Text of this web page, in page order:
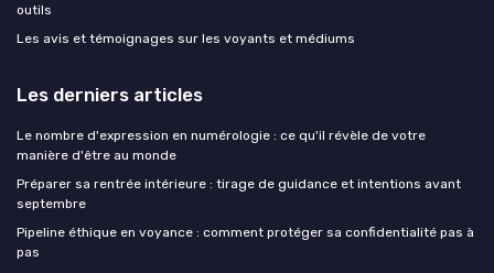
outils
Les avis et témoignages sur les voyants et médiums
Les derniers articles
Le nombre d'expression en numérologie : ce qu'il révèle de votre
manière d'être au monde
Préparer sa rentrée intérieure : tirage de guidance et intentions avant
septembre
Pipeline éthique en voyance : comment protéger sa confidentialité pas à
pas